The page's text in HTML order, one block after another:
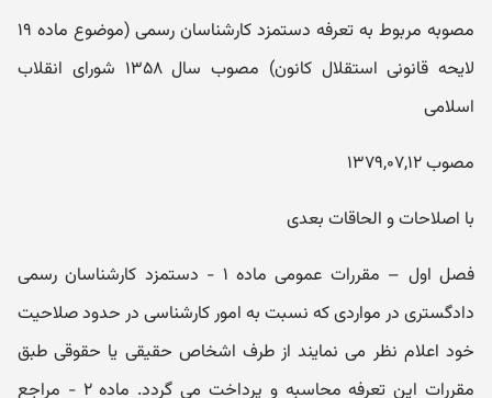
مصوبه مربوط به تعرفه دستمزد کارشناسان رسمی (موضوع ماده ۱۹
لایحه قانونی استقلال کانون) مصوب سال ۱۳۵۸ شورای انقلاب
اسلامی
مصوب ۱۳۷۹,۰۷,۱۲
با اصلاحات و الحاقات بعدی
فصل اول – مقررات عمومی ماده ۱ - دستمزد کارشناسان رسمی
دادگستری در مواردی که نسبت به امور کارشناسی در حدود صلاحیت
خود اعلام نظر می نمایند از طرف اشخاص حقیقی یا حقوقی طبق
مقررات این تعرفه محاسبه و پرداخت می گردد. ماده ۲ - مراجع